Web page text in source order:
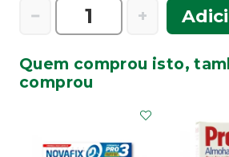
−
Quantidade
Protect+
Gel
+
Quem comprou isto,
comprou